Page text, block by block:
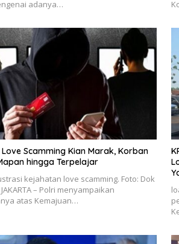
adanya…
Scamming Kian Marak, Korban
hingga Terpelajar
kejahatan love scamming. Foto: Dok
– Polri menyampaikan
atas Kemajuan…